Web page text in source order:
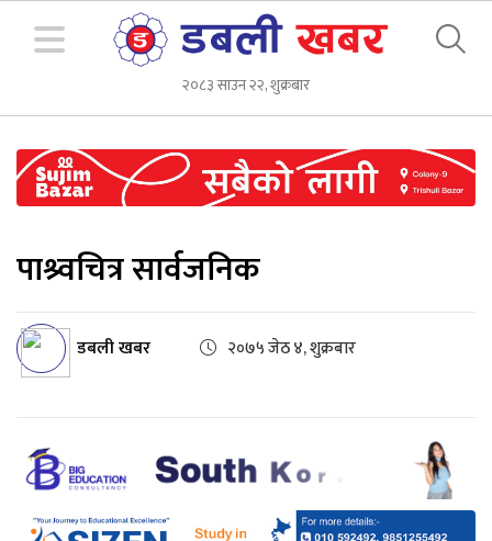
२०८३ साउन २२, शुक्रबार
पाश्र्वचित्र सार्वजनिक
डबली खबर २०७५ जेठ ४, शुक्रबार